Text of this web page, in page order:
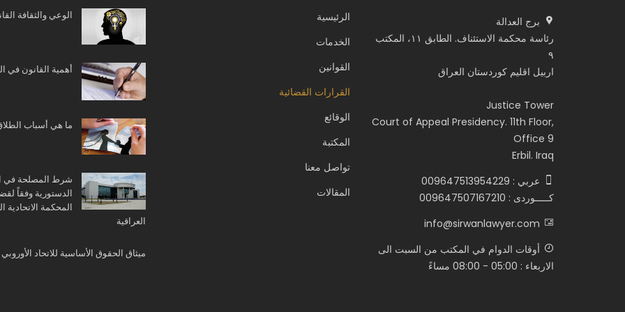
برج العدالة
رئاسة محكمة الاستئناف. الطابق ١١، المكتب
٩
اربيل اقليم كوردستان العراق
Justice Tower
Court of Appeal Presidency. 11th Floor,
Office 9
Erbil. Iraq
عربي : 009647513954229
كـــــوردى : 009647507167210
info@sirwanlawyer.com
أوقات الدوام في المكتب من السبت الى
الاربعاء : 05:00 - 08:00 مساءً
الرئيسية
الخدمات
القوانين
القرارات القضائية
الوقائع
المكتبة
تواصل معنا
المقالات
الوعي والثقافة
أهمية القانون في
ما هي أسباب
شرط المصلحة في
الدستورية وفقاً
المحكمة الاتحادية
العراقية
ميثاق الحقوق الأساسية للاتحاد الأوروبي